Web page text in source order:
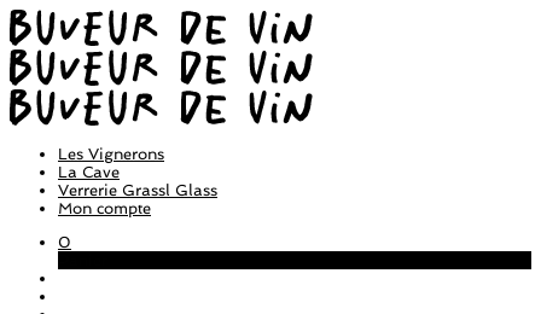
Les Vignerons
La Cave
Verrerie Grassl Glass
Mon compte
0